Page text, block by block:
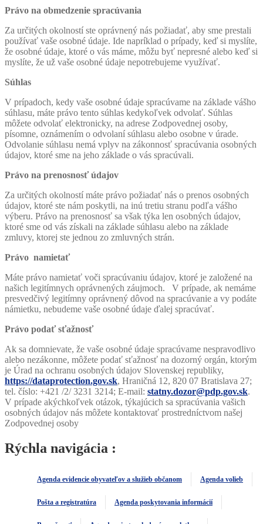
Právo na obmedzenie spracúvania
Za určitých okolností ste oprávnený nás požiadať, aby sme prestali
používať vaše osobné údaje. Ide napríklad o prípady, keď si myslíte,
že osobné údaje, ktoré o vás máme, môžu byť nepresné alebo keď si
myslíte, že už vaše osobné údaje nepotrebujeme využívať.
Súhlas
V prípadoch, kedy vaše osobné údaje spracúvame na základe vášho
súhlasu, máte právo tento súhlas kedykoľvek odvolať. Súhlas
môžete odvolať elektronicky, na adrese Zodpovednej osoby,
písomne, oznámením o odvolaní súhlasu alebo osobne v úrade.
Odvolanie súhlasu nemá vplyv na zákonnosť spracúvania osobných
údajov, ktoré sme na jeho základe o vás spracúvali.
Právo na prenosnosť údajov
Za určitých okolností máte právo požiadať nás o prenos osobných
údajov, ktoré ste nám poskytli, na inú tretiu stranu podľa vášho
výberu. Právo na prenosnosť sa však týka len osobných údajov,
ktoré sme od vás získali na základe súhlasu alebo na základe
zmluvy, ktorej ste jednou zo zmluvných strán.
Právo namietať
Máte právo namietať voči spracúvaniu údajov, ktoré je založené na
našich legitímnych oprávnených záujmoch. V prípade, ak nemáme
presvedčivý legitímny oprávnený dôvod na spracúvanie a vy podáte
námietku, nebudeme vaše osobné údaje ďalej spracúvať.
Právo podať sťažnosť
Ak sa domnievate, že vaše osobné údaje spracúvame nespravodlivo
alebo nezákonne, môžete podať sťažnosť na dozorný orgán, ktorým
je Úrad na ochranu osobných údajov Slovenskej republiky,
https://dataprotection.gov.sk, Hraničná 12, 820 07 Bratislava 27;
tel. číslo: +421 /2/ 3231 3214; E-mail: statny.dozor@pdp.gov.sk.
V prípade akýchkoľvek otázok, týkajúcich sa spracúvania vašich
osobných údajov nás môžete kontaktovať prostredníctvom našej
Zodpovednej osoby
Rýchla navigácia :
Agenda evidencie obyvateľov a služieb občanom Agenda volieb
Pošta a registratúra Agenda poskytovania informácií